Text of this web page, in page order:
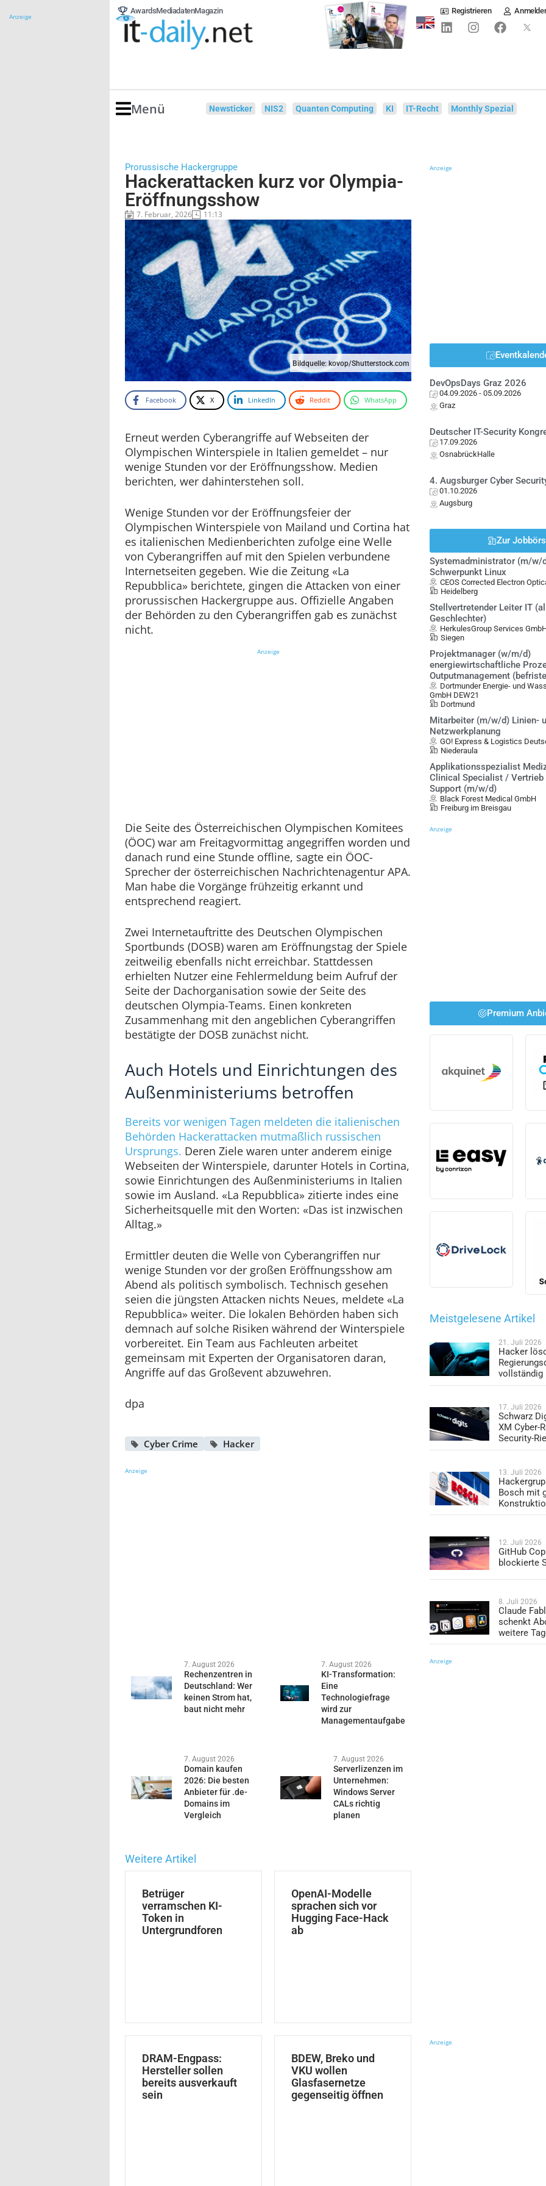
Anzeige
AwardsMediadatenMagazin Registrieren
Menü Newsticker NIS2 Quanten Computing KI IT-Recht Monthly Spezial
Prorussische Hackergruppe
Hackerattacken kurz vor Olympia-
Eröffnungsshow
7. Februar, 2026 11:13
Bildquelle: kovop/Shutterstock.com
Facebook X LinkedIn Reddit WhatsApp
Erneut werden Cyberangriffe auf Webseiten der
Olympischen Winterspiele in Italien gemeldet – nur
wenige Stunden vor der Eröffnungsshow. Medien
berichten, wer dahinterstehen soll.
Wenige Stunden vor der Eröffnungsfeier der
Olympischen Winterspiele von Mailand und Cortina hat
es italienischen Medienberichten zufolge eine Welle
von Cyberangriffen auf mit den Spielen verbundene
Internetseiten gegeben. Wie die Zeitung «La
Repubblica» berichtete, gingen die Attacken von einer
prorussischen Hackergruppe aus. Offizielle Angaben
der Behörden zu den Cyberangriffen gab es zunächst
nicht.
Anzeige
Die Seite des Österreichischen Olympischen Komitees
(ÖOC) war am Freitagvormittag angegriffen worden und
danach rund eine Stunde offline, sagte ein ÖOC-
Sprecher der österreichischen Nachrichtenagentur APA.
Man habe die Vorgänge frühzeitig erkannt und
entsprechend reagiert.
Zwei Internetauftritte des Deutschen Olympischen
Sportbunds (DOSB) waren am Eröffnungstag der Spiele
zeitweilig ebenfalls nicht erreichbar. Stattdessen
erhielten Nutzer eine Fehlermeldung beim Aufruf der
Seite der Dachorganisation sowie der Seite des
deutschen Olympia-Teams. Einen konkreten
Zusammenhang mit den angeblichen Cyberangriffen
bestätigte der DOSB zunächst nicht.
Auch Hotels und Einrichtungen des
Außenministeriums betroffen
Bereits vor wenigen Tagen meldeten die italienischen
Behörden Hackerattacken mutmaßlich russischen
Ursprungs. Deren Ziele waren unter anderem einige
Webseiten der Winterspiele, darunter Hotels in Cortina,
sowie Einrichtungen des Außenministeriums in Italien
sowie im Ausland. «La Repubblica» zitierte indes eine
Sicherheitsquelle mit den Worten: «Das ist inzwischen
Alltag.»
Ermittler deuten die Welle von Cyberangriffen nur
wenige Stunden vor der großen Eröffnungsshow am
Abend als politisch symbolisch. Technisch gesehen
seien die jüngsten Attacken nichts Neues, meldete «La
Repubblica» weiter. Die lokalen Behörden haben sich
demnach auf solche Risiken während der Winterspiele
vorbereitet. Ein Team aus Fachleuten arbeitet
gemeinsam mit Experten der Organisatoren daran,
Angriffe auf das Großevent abzuwehren.
dpa
Cyber Crime Hacker
Anzeige
7. August 2026
Rechenzentren in
Deutschland: Wer
keinen Strom hat,
baut nicht mehr
7. August 2026
KI-Transformation:
Eine
Technologiefrage
wird zur
Managementaufgabe
7. August 2026
Domain kaufen
2026: Die besten
Anbieter für .de-
Domains im
Vergleich
7. August 2026
Serverlizenzen im
Unternehmen:
Windows Server
CALs richtig
planen
Weitere Artikel
Betrüger
verramschen KI-
Token in
Untergrundforen
OpenAI-Modelle
sprachen sich vor
Hugging Face-Hack
ab
DRAM-Engpass:
Hersteller sollen
bereits ausverkauft
sein
BDEW, Breko und
VKU wollen
Glasfasernetze
gegenseitig öffnen
Anzeige
DevOpsDays Graz 2026
04.09.2026 - 05.09.2026
Graz
Deutscher IT-Security
17.09.2026
OsnabrückHalle
4. Augsburger Cyber
01.10.2026
Augsburg
Zur
Systemadministrator (m/w/
Schwerpunkt Linux
CEOS Corrected Electron
Heidelberg
Stellvertretender Leiter IT
Geschlechter)
HerkulesGroup Services
Siegen
Projektmanager (w/m/d)
energiewirtschaftliche
Outputmanagement
Dortmunder Energie- und
GmbH DEW21
Dortmund
Mitarbeiter (m/w/d) Linien-
Netzwerkplanung
GO! Express & Logistics
Niederaula
Applikationsspezialist
Clinical Specialist / Vertrieb
Support (m/w/d)
Black Forest Medical GmbH
Freiburg im Breisgau
Anzeige
Premium
Meistgelesene Artikel
21. Juli 2026
Hacker
vollständig
17. Juli 2026
Schwarz
XM Cyber-
Security-
13. Juli 2026
Bosch mit
12. Juli 2026
GitHub
blockierte
8. Juli 2026
Claude
schenkt
weitere
Anzeige
Anzeige